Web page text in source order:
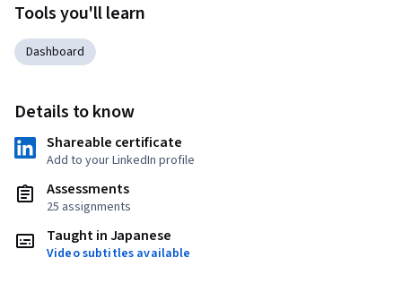
Tools you'll learn
Dashboard
Details to know
Shareable certificate
Add to your LinkedIn profile
Assessments
25 assignments
Taught in Japanese
Video subtitles available